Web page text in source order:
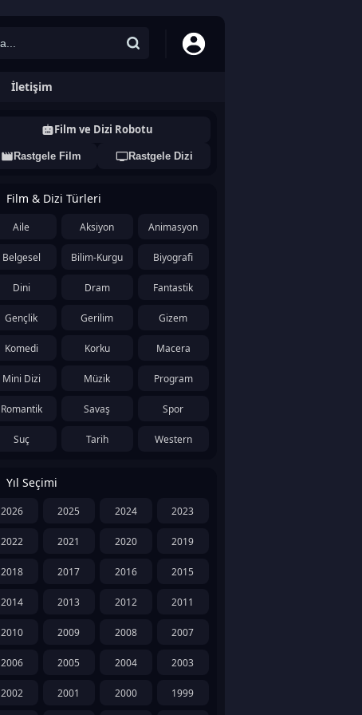
İletişim
Film ve Dizi Robotu
Rastgele Film Rastgele Dizi
Film & Dizi Türleri
Aile Aksiyon Animasyon
Belgesel Bilim-Kurgu Biyografi
Dini Dram Fantastik
Gençlik Gerilim Gizem
Komedi Korku Macera
Mini Dizi Müzik Program
Romantik Savaş Spor
Suç Tarih Western
Yıl Seçimi
2026 2025 2024 2023
2022 2021 2020 2019
2018 2017 2016 2015
2014 2013 2012 2011
2010 2009 2008 2007
2006 2005 2004 2003
2002 2001 2000 1999